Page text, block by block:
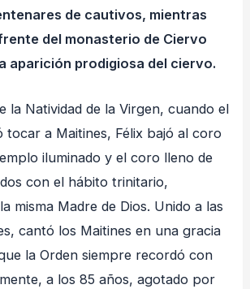
de cautivos, mientras
del monasterio de Ciervo
aparición prodigiosa del ciervo.
la Natividad de la Virgen, cuando el
tocar a Maitines, Félix bajó al coro
iluminado y el coro lleno de
con el hábito trinitario,
misma Madre de Dios. Unido a las
cantó los Maitines en una gracia
la Orden siempre recordó con
a los 85 años, agotado por